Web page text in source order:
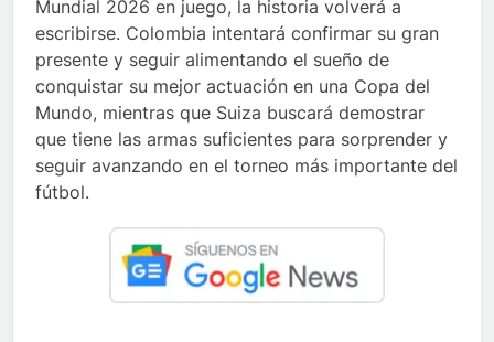
Mundial 2026 en juego, la historia volverá a
escribirse. Colombia intentará confirmar su gran
presente y seguir alimentando el sueño de
conquistar su mejor actuación en una Copa del
Mundo, mientras que Suiza buscará demostrar
que tiene las armas suficientes para sorprender y
seguir avanzando en el torneo más importante del
fútbol.